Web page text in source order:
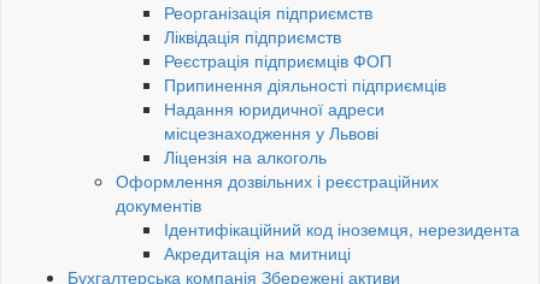
Реорганізація підприємств
Ліквідація підприємств
Реєстрація підприємців ФОП
Припинення діяльності підприємців
Надання юридичної адреси
місцезнаходження у Львові
Ліцензія на алкоголь
Оформлення дозвільних і реєстраційних
документів
Ідентифікаційний код іноземця, нерезидента
Акредитація на митниці
Бухгалтерська компанія Збережені активи